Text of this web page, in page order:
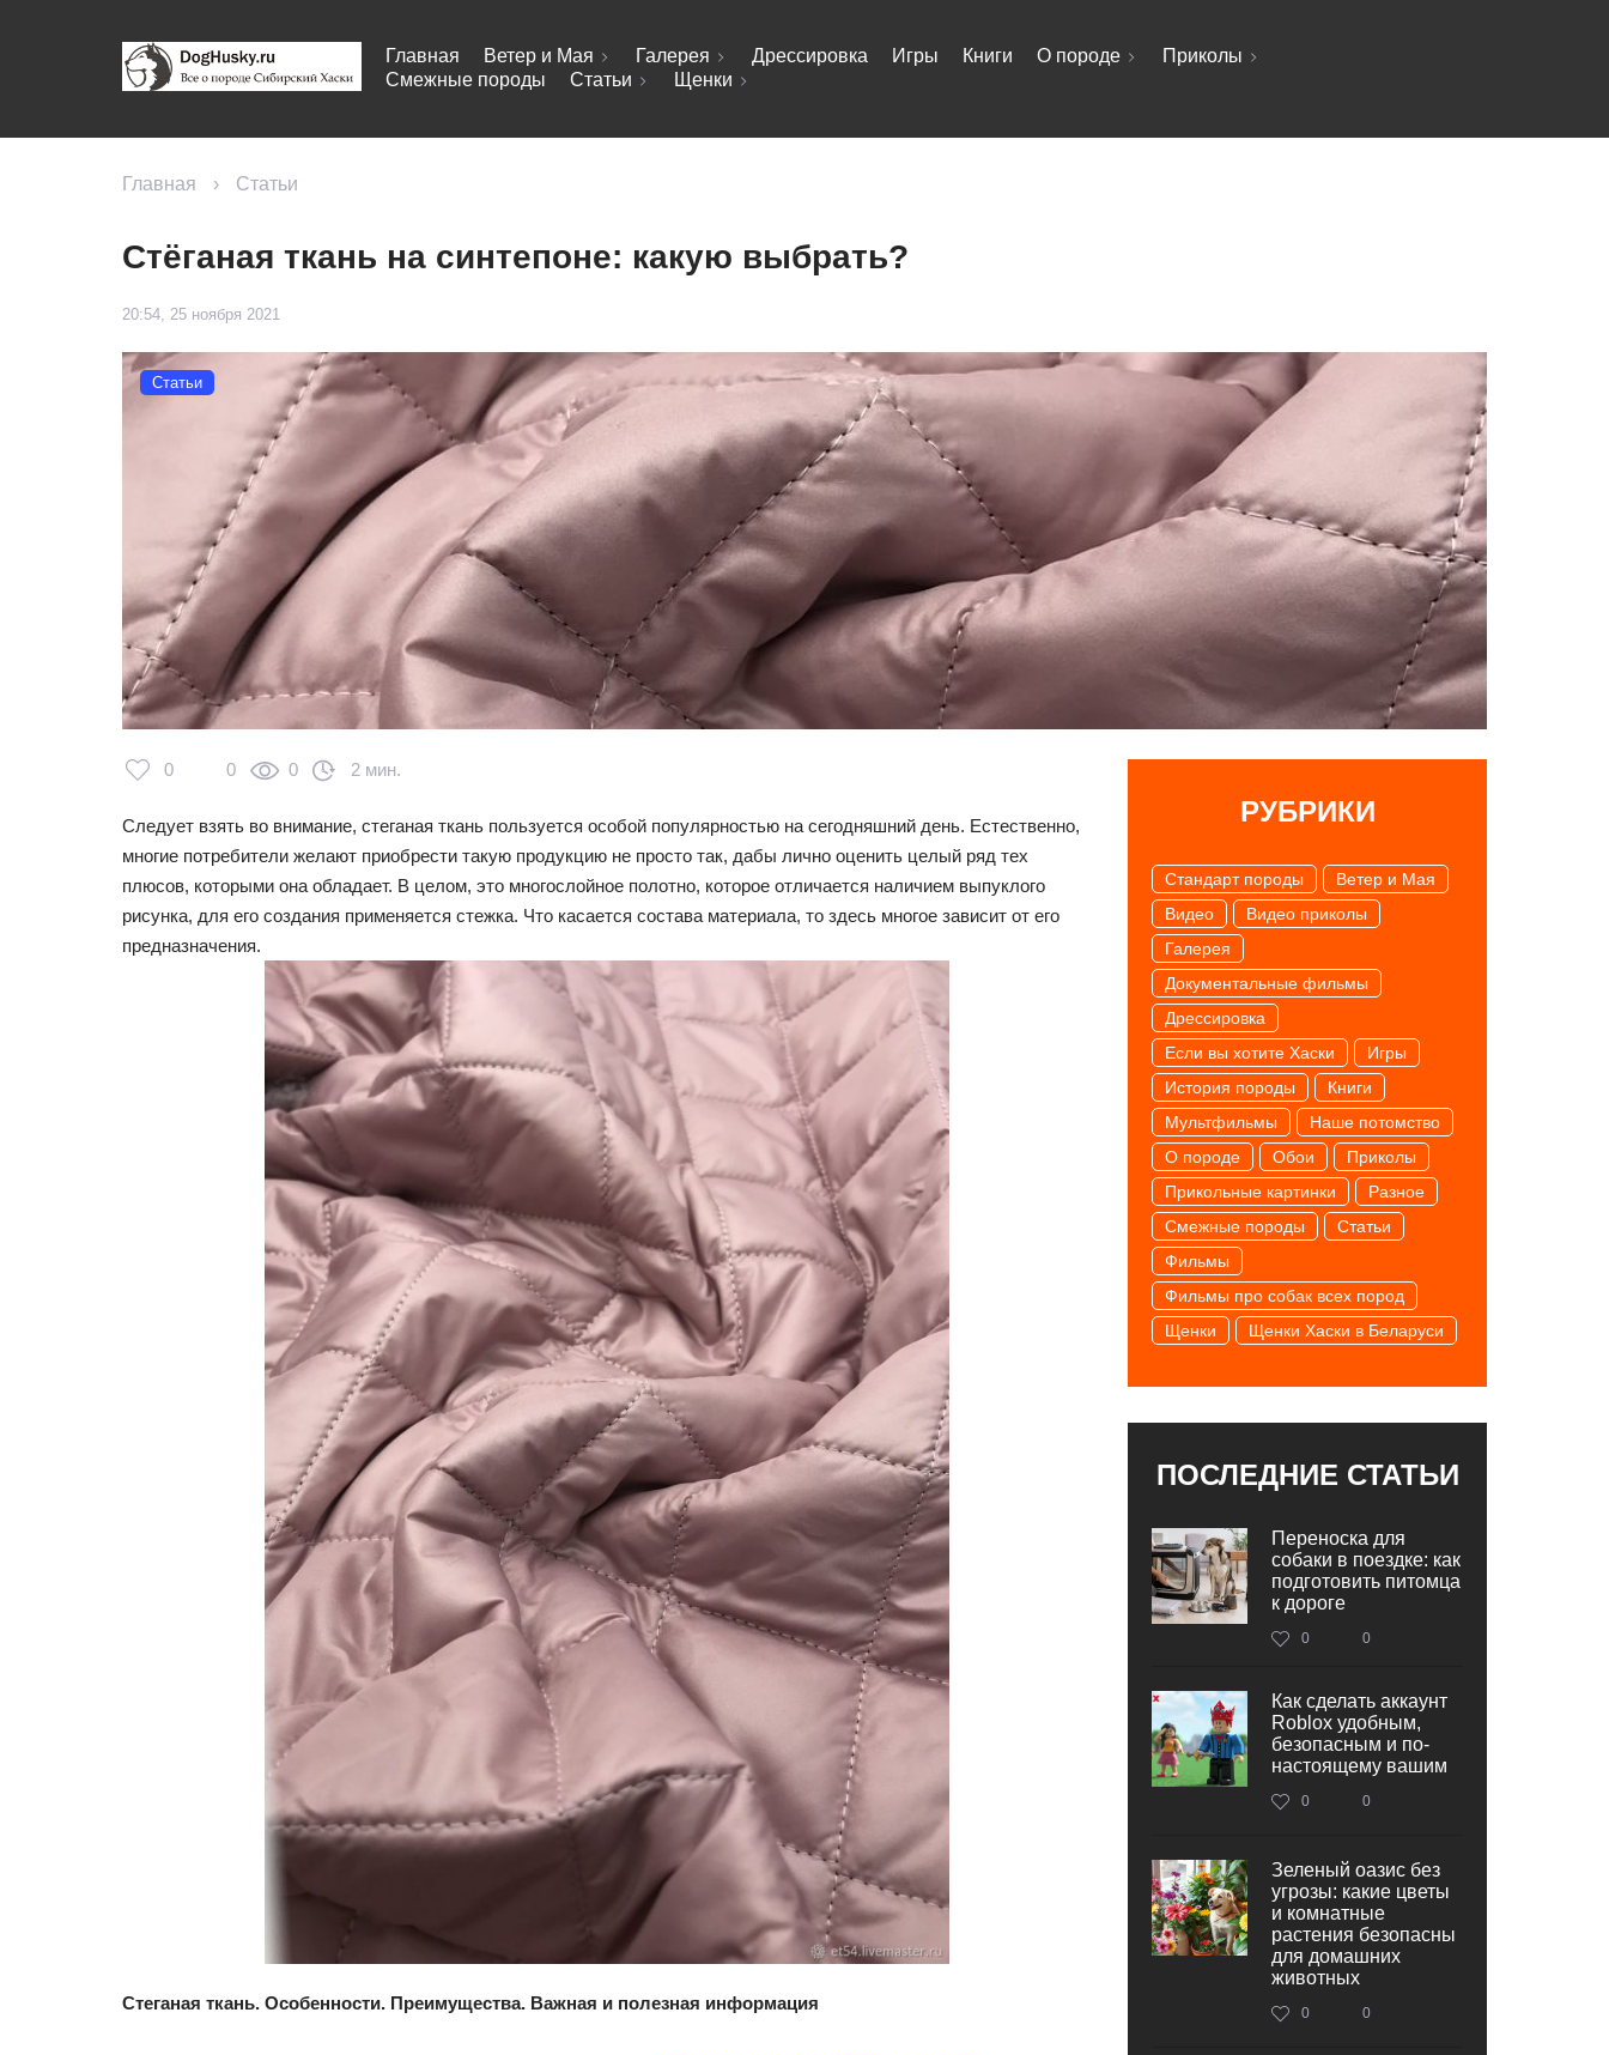
Главная Ветер и Мая Галерея Дрессировка Игры Книги О породе
Приколы
Смежные породы
Статьи Щенки
Главная › Статьи
Стёганая ткань на синтепоне: какую выбрать?
20:54, 25 ноября 2021
Статьи
0 0 0 2 мин.
Следует взять во внимание, стеганая ткань пользуется особой популярностью на сегодняшний день. Естественно,
многие потребители желают приобрести такую продукцию не просто так, дабы лично оценить целый ряд тех
плюсов, которыми она обладает. В целом, это многослойное полотно, которое отличается наличием выпуклого
рисунка, для его создания применяется стежка. Что касается состава материала, то здесь многое зависит от его
предназначения.
Стеганая ткань. Особенности. Преимущества. Важная и полезная информация
РУБРИКИ
Cтандарт породы
Ветер и Мая
Видео
Видео приколы
Галерея
Документальные фильмы
Дрессировка
Если вы хотите Хаски
Игры
История породы
Книги
Мультфильмы
Наше потомство
О породе
Обои
Приколы
Прикольные картинки
Разное
Смежные породы
Статьи
Фильмы
Фильмы про собак всех пород
Щенки
Щенки Хаски в Беларуси
ПОСЛЕДНИЕ СТАТЬИ
Переноска для
собаки в поездке: как
подготовить питомца
к дороге
0 0
Как сделать аккаунт
Roblox удобным,
безопасным и по-
настоящему вашим
0 0
Зеленый оазис без
угрозы: какие цветы
и комнатные
растения безопасны
для домашних
животных
0 0